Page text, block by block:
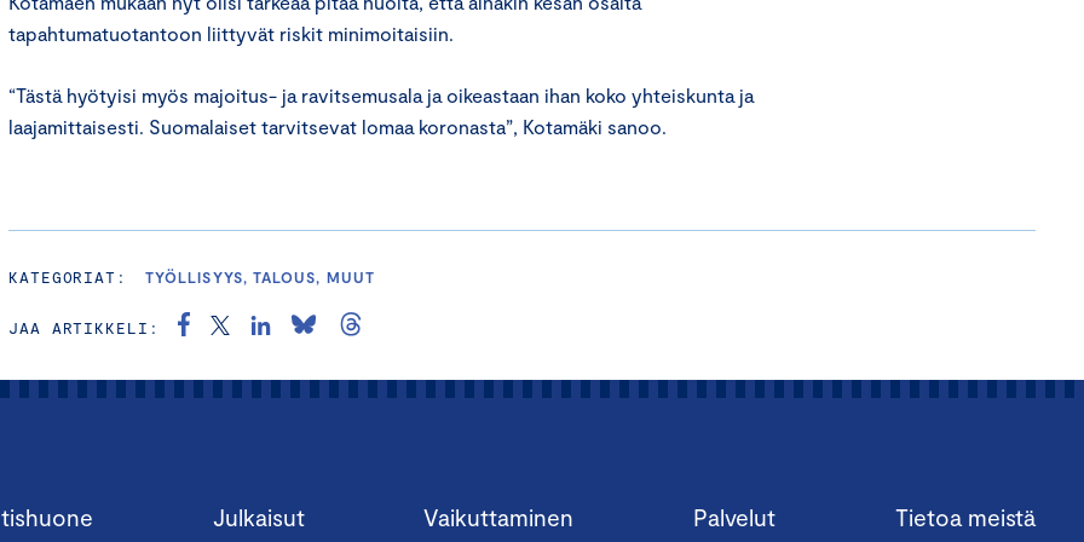
tapahtumatuotantoon liittyvät riskit minimoitaisiin.
“Tästä hyötyisi myös majoitus- ja ravitsemusala ja oikeastaan ihan koko yhteiskunta ja
laajamittaisesti. Suomalaiset tarvitsevat lomaa koronasta”, Kotamäki sanoo.
KATEGORIAT: TYÖLLISYYS, TALOUS, MUUT
JAA ARTIKKELI:
Julkaisut Vaikuttaminen Palvelut Tietoa meistä